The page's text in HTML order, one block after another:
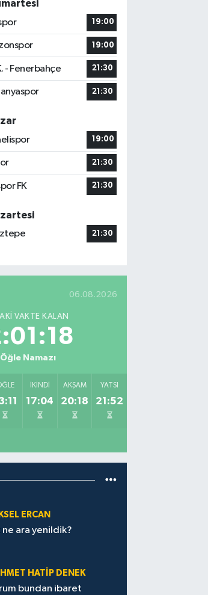
19:00
19:00
- Fenerbahçe 21:30
21:30
19:00
21:30
FK 21:30
21:30
06.08.2026
VAKTE KALAN
Öğle Namazı
İKINDI
17:04
AKŞAM
20:18
YATSI
21:52
ERCAN
ne ara yenildik?
HATİP DENEK
bundan ibaret